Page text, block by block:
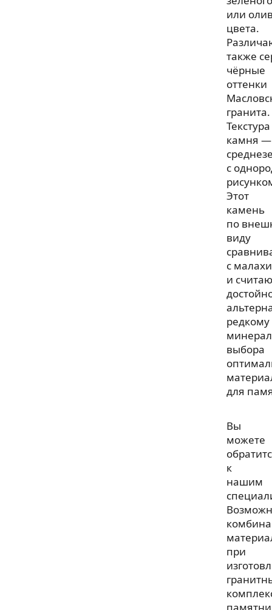
или
цвета.
также
чёрные
оттенки
гранита.
Текстура
камня —
с
Этот
камень
по
виду
с
и
редкому
выбора
для
Вы
можете
к
нашим
при